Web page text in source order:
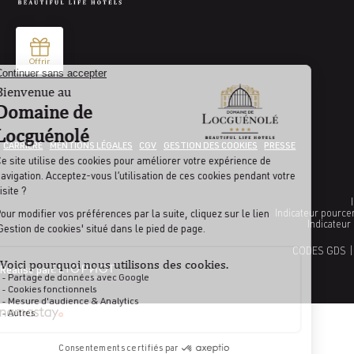
CARRIÈRE MENTIONS LÉGALES CGV GESTION DES COOKIES PRESSE
Indicateur
CODES GDS
Réalisé par